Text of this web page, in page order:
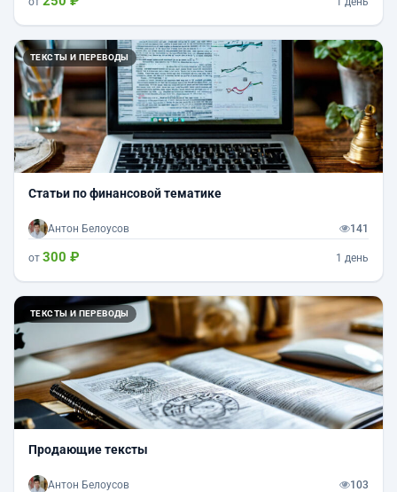
ТЕКСТЫ И ПЕРЕВОДЫ
Статьи по финансовой тематике
Антон Белоусов 141
от 300 ₽ 1 день
ТЕКСТЫ И ПЕРЕВОДЫ
Продающие тексты
Антон Белоусов 103